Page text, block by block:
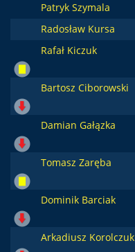
Patryk Szymala
Radosław Kursa
Rafał Kiczuk
Bartosz Ciborowski
Damian Gałązka
Tomasz Zaręba
Dominik Barciak
Arkadiusz Korolczuk